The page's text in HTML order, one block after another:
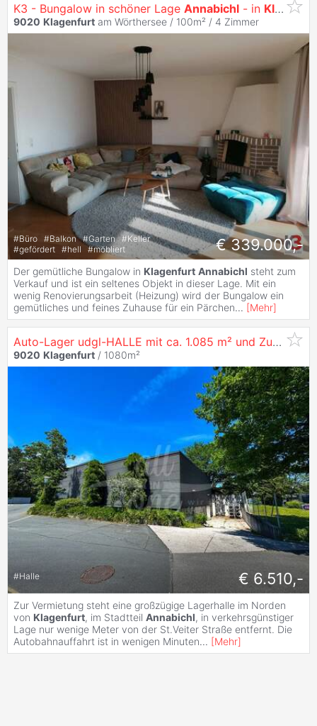
K3 - Bungalow in schöner Lage Annabichl - in Klagenfurt
9020 Klagenfurt am Wörthersee / 100m² / 4 Zimmer
#Büro #Balkon #Garten #Keller
#gefördert #hell #möbliert € 339.000,-
Der gemütliche Bungalow in Klagenfurt Annabichl steht zum
Verkauf und ist ein seltenes Objekt in dieser Lage. Mit ein
wenig Renovierungsarbeit (Heizung) wird der Bungalow ein
gemütliches und feines Zuhause für ein Pärchen... [Mehr]
Auto-Lager udgl-HALLE mit ca. 1.085 m² und Zufahrt für Fahrzeuge in
9020 Klagenfurt / 1080m²
#Halle € 6.510,-
Zur Vermietung steht eine großzügige Lagerhalle im Norden
von Klagenfurt, im Stadtteil Annabichl, in verkehrsgünstiger
Lage nur wenige Meter von der St.Veiter Straße entfernt. Die
Autobahnauffahrt ist in wenigen Minuten... [Mehr]